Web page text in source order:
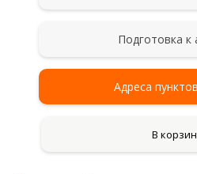
Подготовка к
Адреса
В